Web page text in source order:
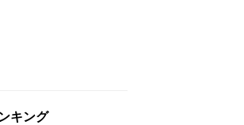
キング